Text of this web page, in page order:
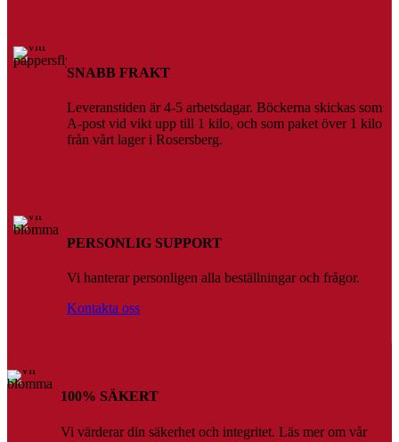
SNABB FRAKT
Leveranstiden är 4-5 arbetsdagar. Böckerna skickas som
A-post vid vikt upp till 1 kilo, och som paket över 1 kilo
från vårt lager i Rosersberg.
PERSONLIG SUPPORT
Vi hanterar personligen alla beställningar och frågor.
Kontakta oss
100% SÄKERT
Vi värderar din säkerhet och integritet. Läs mer om vår